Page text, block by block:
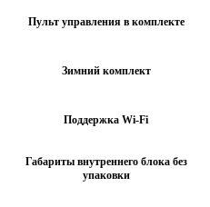
Пульт управления в комплекте
Зимний комплект
Поддержка Wi-Fi
Габариты внутреннего блока без
упаковки